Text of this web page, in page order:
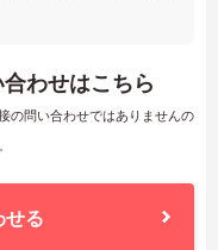
わせはこちら
の問い合わせではありませんの
せる